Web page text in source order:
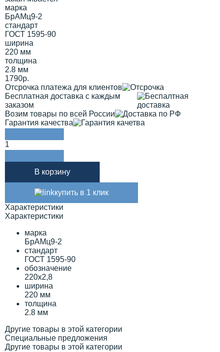
марка
БрАМц9-2
стандарт
ГОСТ 1595-90
ширина
220 мм
толщина
2.8 мм
1790р.
Отсрочка платежа для клиентов
Бесплатная доставка с каждым
заказом
Возим товары по всей России
Гарантия качества
1
В корзину
купить в 1 клик
Характеристики
Характеристики
марка
БрАМц9-2
стандарт
ГОСТ 1595-90
обозначение
220х2,8
ширина
220 мм
толщина
2.8 мм
Другие товары в этой категории
Специальные предложения
Другие товары в этой категории